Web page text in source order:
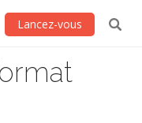
Lancez-vous